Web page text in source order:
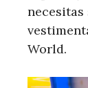
necesitas
World.